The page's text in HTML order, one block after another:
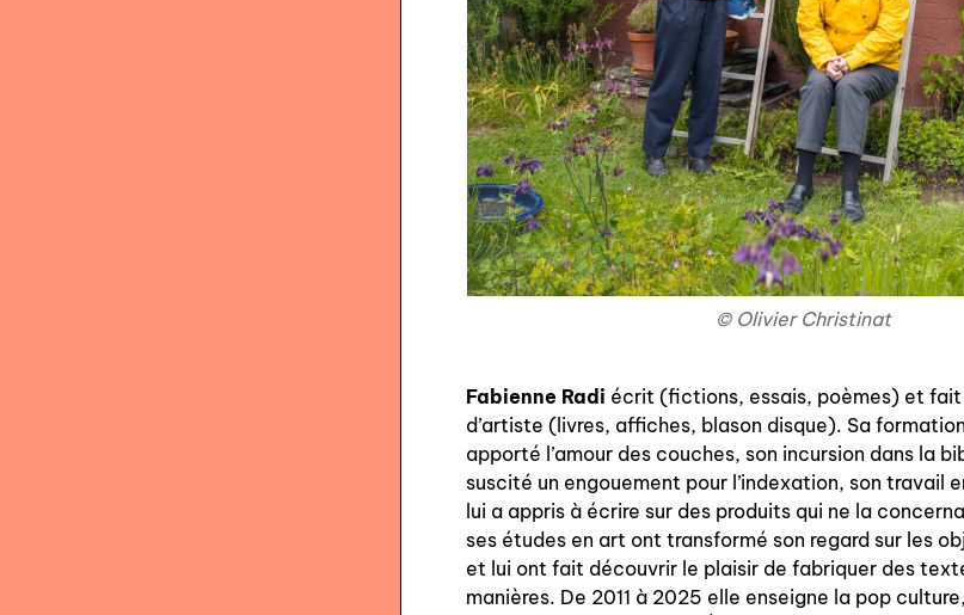
© Olivier Christinat
Fabienne Radi écrit (fictions, essais, poèmes) et
d’artiste (livres, affiches, blason disque). Sa
apporté l’amour des couches, son incursion dans la
suscité un engouement pour l’indexation, son travail
lui a appris à écrire sur des produits qui ne la
ses études en art ont transformé son regard sur les
et lui ont fait découvrir le plaisir de fabriquer des
manières. De 2011 à 2025 elle enseigne la pop